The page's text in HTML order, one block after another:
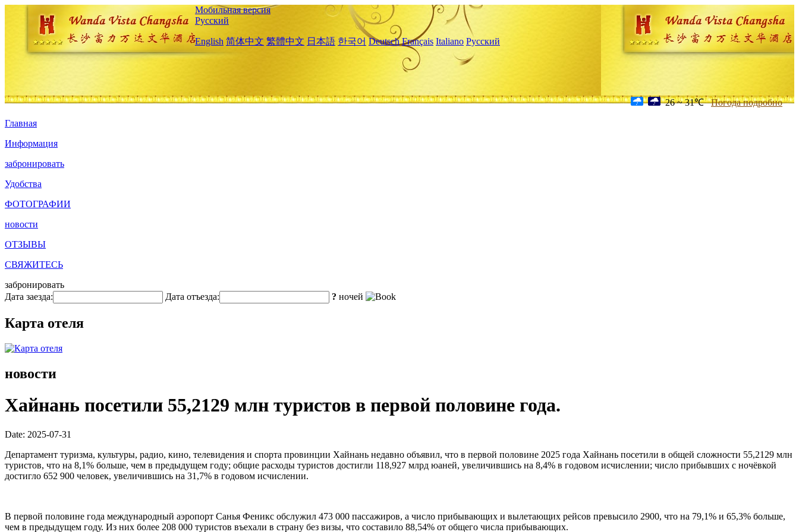
Мобильная версия
Русский
English 简体中文 繁體中文 日本語 한국어 Deutsch Français Italiano Русский
26 ~ 31℃ Погода подробно
Главная
Информация
забронировать
Удобства
ФОТОГРАФИИ
новости
ОТЗЫВЫ
СВЯЖИТЕСЬ
забронировать
Дата заезда:
Дата отъезда: ? ночей
Карта отеля
новости
Хайнань посетили 55,2129 млн туристов в первой половине года.
Date: 2025-07-31
Департамент туризма, культуры, радио, кино, телевидения и спорта провинции Хайнань недавно объявил, что в первой половине 2025 года Хайнань посетили в общей сложности 55,2129 млн
туристов, что на 8,1% больше, чем в предыдущем году; общие расходы туристов достигли 118,927 млрд юаней, увеличившись на 8,4% в годовом исчислении; число прибывших с ночёвкой
достигло 652 900 человек, увеличившись на 31,7% в годовом исчислении.
В первой половине года международный аэропорт Санья Феникс обслужил 473 000 пассажиров, а число прибывающих и вылетающих рейсов превысило 2900, что на 79,1% и 65,3% больше,
чем в предыдущем году. Из них более 208 000 туристов въехали в страну без визы, что составило 88,54% от общего числа прибывающих.